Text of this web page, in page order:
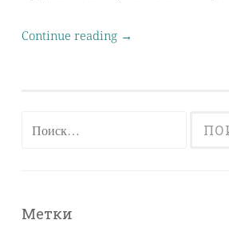
Continue reading →
Найти:
Метки